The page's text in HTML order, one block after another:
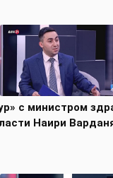
с министром
Наири